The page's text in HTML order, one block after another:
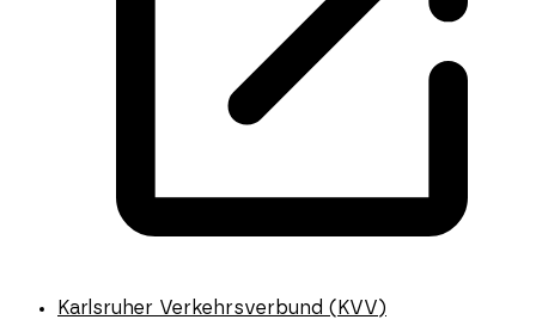
Karlsruher Verkehrsverbund (KVV)